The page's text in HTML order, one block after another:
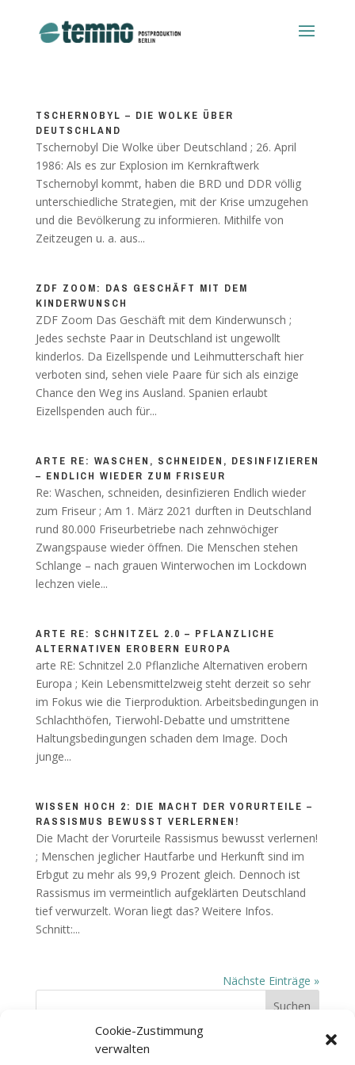
Cookie-Zustimmung
verwalten
TSCHERNOBYL – DIE WOLKE ÜBER
DEUTSCHLAND
Tschernobyl Die Wolke über Deutschland ; 26. April
1986: Als es zur Explosion im Kernkraftwerk
Tschernobyl kommt, haben die BRD und DDR völlig
unterschiedliche Strategien, mit der Krise umzugehen
und die Bevölkerung zu informieren. Mithilfe von
Zeitzeugen u. a. aus...
ZDF ZOOM: DAS GESCHÄFT MIT DEM
KINDERWUNSCH
ZDF Zoom Das Geschäft mit dem Kinderwunsch ;
Jedes sechste Paar in Deutschland ist ungewollt
kinderlos. Da Eizellspende und Leihmutterschaft hier
verboten sind, sehen viele Paare für sich als einzige
Chance den Weg ins Ausland. Spanien erlaubt
Eizellspenden auch für...
ARTE RE: WASCHEN, SCHNEIDEN, DESINFIZIEREN
– ENDLICH WIEDER ZUM FRISEUR
Re: Waschen, schneiden, desinfizieren Endlich wieder
zum Friseur ; Am 1. März 2021 durften in Deutschland
rund 80.000 Friseurbetriebe nach zehnwöchiger
Zwangspause wieder öffnen. Die Menschen stehen
Schlange – nach grauen Winterwochen im Lockdown
lechzen viele...
ARTE RE: SCHNITZEL 2.0 – PFLANZLICHE
ALTERNATIVEN EROBERN EUROPA
arte RE: Schnitzel 2.0 Pflanzliche Alternativen erobern
Europa ; Kein Lebensmittelzweig steht derzeit so sehr
im Fokus wie die Tierproduktion. Arbeitsbedingungen in
Schlachthöfen, Tierwohl-Debatte und umstrittene
Haltungsbedingungen schaden dem Image. Doch
junge...
WISSEN HOCH 2: DIE MACHT DER VORURTEILE –
RASSISMUS BEWUSST VERLERNEN!
Die Macht der Vorurteile Rassismus bewusst verlernen!
; Menschen jeglicher Hautfarbe und Herkunft sind im
Erbgut zu mehr als 99,9 Prozent gleich. Dennoch ist
Rassismus im vermeintlich aufgeklärten Deutschland
tief verwurzelt. Woran liegt das? Weitere Infos.
Schnitt:...
Nächste Einträge »
Temno Postproduktion